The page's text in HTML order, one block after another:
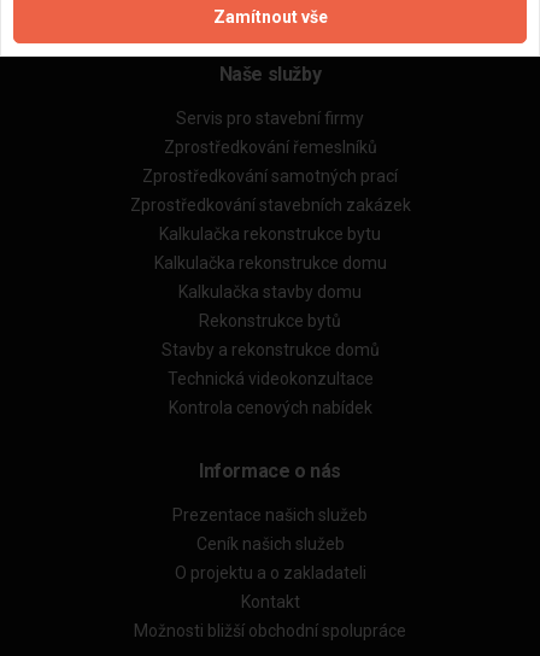
Naše excelové tabulky online
Naše služby
Servis pro stavební firmy
Zprostředkování řemeslníků
Zprostředkování samotných prací
Zprostředkování stavebních zakázek
Kalkulačka rekonstrukce bytu
Kalkulačka rekonstrukce domu
Kalkulačka stavby domu
Rekonstrukce bytů
Stavby a rekonstrukce domů
Technická videokonzultace
Kontrola cenových nabídek
Informace o nás
Prezentace našich služeb
Ceník našich služeb
O projektu a o zakladateli
Kontakt
Možnosti bližší obchodní spolupráce
Zamítnout vše